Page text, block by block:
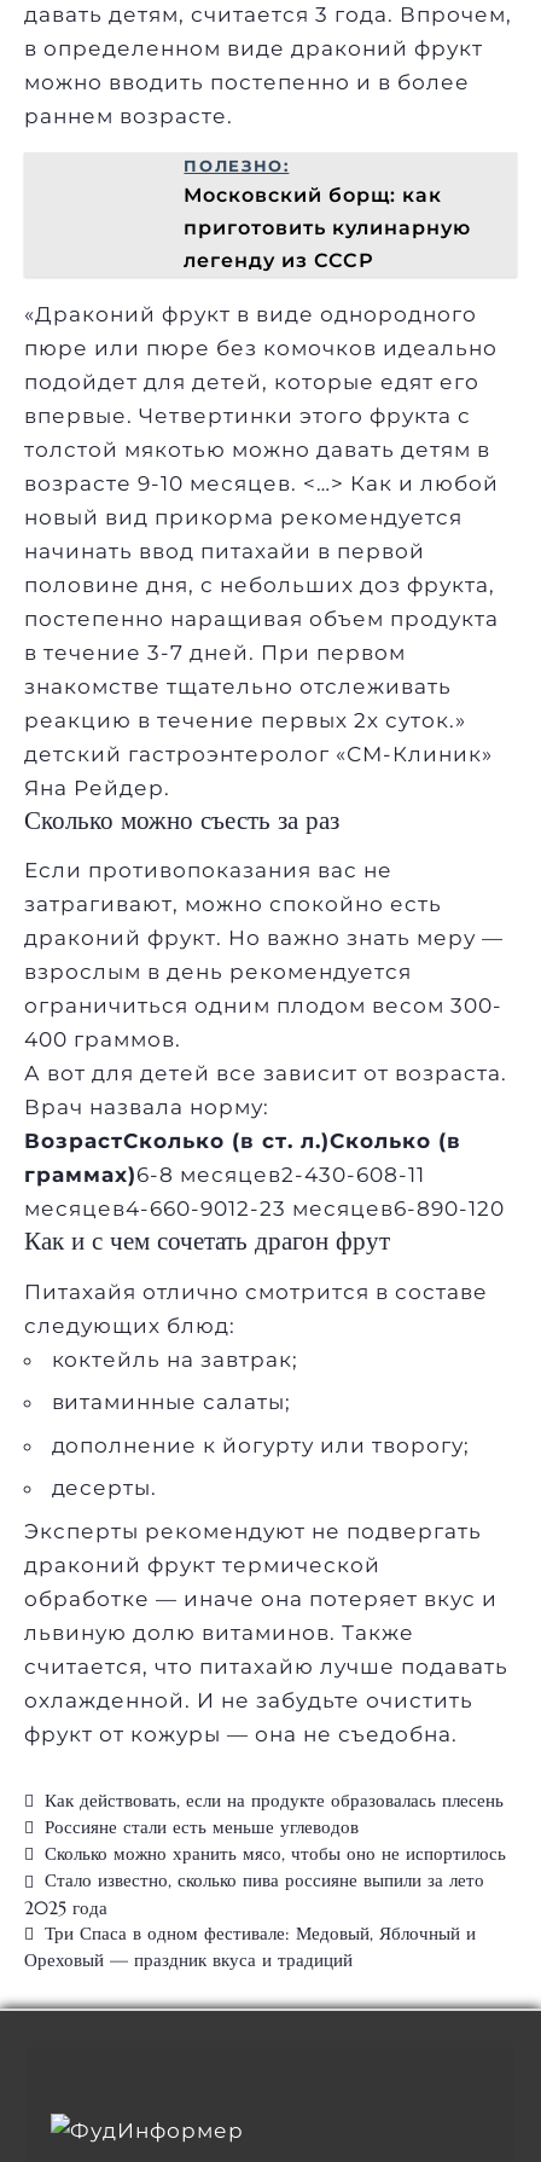
давать детям, считается 3 года. Впрочем,
в определенном виде драконий фрукт
можно вводить постепенно и в более
раннем возрасте.
ПОЛЕЗНО:
Московский борщ: как
приготовить кулинарную
легенду из СССР
«Драконий фрукт в виде однородного
пюре или пюре без комочков идеально
подойдет для детей, которые едят его
впервые. Четвертинки этого фрукта с
толстой мякотью можно давать детям в
возрасте 9-10 месяцев. <…> Как и любой
новый вид прикорма рекомендуется
начинать ввод питахайи в первой
половине дня, с небольших доз фрукта,
постепенно наращивая объем продукта
в течение 3-7 дней. При первом
знакомстве тщательно отслеживать
реакцию в течение первых 2х суток.»
детский гастроэнтеролог «СМ-Клиник»
Яна Рейдер.
Сколько можно съесть за раз
Если противопоказания вас не
затрагивают, можно спокойно есть
драконий фрукт. Но важно знать меру —
взрослым в день рекомендуется
ограничиться одним плодом весом 300-
400 граммов.
А вот для детей все зависит от возраста.
Врач назвала норму:
ВозрастСколько (в ст. л.)Сколько (в
граммах)6-8 месяцев2-430-608-11
месяцев4-660-9012-23 месяцев6-890-120
Как и с чем сочетать драгон фрут
Питахайя отлично смотрится в составе
следующих блюд:
коктейль на завтрак;
витаминные салаты;
дополнение к йогурту или творогу;
десерты.
Эксперты рекомендуют не подвергать
драконий фрукт термической
обработке — иначе она потеряет вкус и
львиную долю витаминов. Также
считается, что питахайю лучше подавать
охлажденной. И не забудьте очистить
фрукт от кожуры — она не съедобна.
Как действовать, если на продукте образовалась плесень
Россияне стали есть меньше углеводов
Сколько можно хранить мясо, чтобы оно не испортилось
Стало известно, сколько пива россияне выпили за лето
2025 года
Три Спаса в одном фестивале: Медовый, Яблочный и
Ореховый — праздник вкуса и традиций